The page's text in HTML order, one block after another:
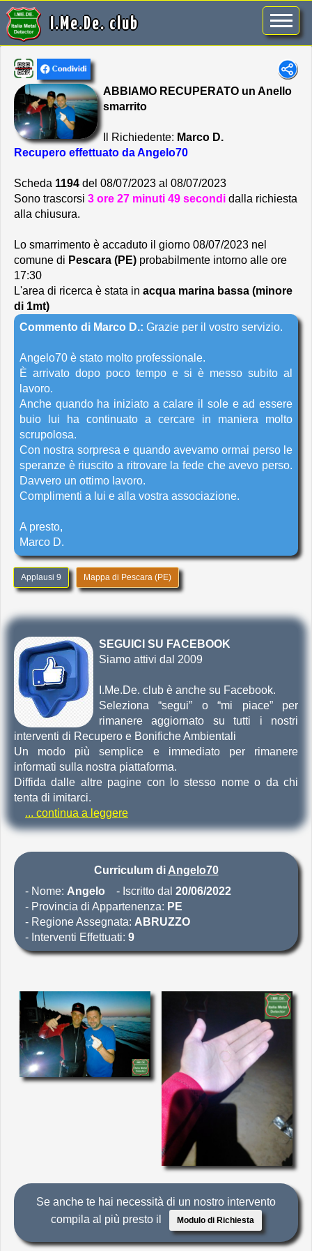
I.Me.De. club
ABBIAMO RECUPERATO un Anello
smarrito
Il Richiedente: Marco D.
Recupero effettuato da Angelo70
Scheda 1194 del 08/07/2023 al 08/07/2023
Sono trascorsi 3 ore 27 minuti 49 secondi dalla richiesta
alla chiusura.
Lo smarrimento è accaduto il giorno 08/07/2023 nel
comune di Pescara (PE) probabilmente intorno alle ore
17:30
L'area di ricerca è stata in acqua marina bassa (minore
di 1mt)
Commento di Marco D.: Grazie per il vostro servizio.
Angelo70 è stato molto professionale.
È arrivato dopo poco tempo e si è messo subito al
lavoro.
Anche quando ha iniziato a calare il sole e ad essere
buio lui ha continuato a cercare in maniera molto
scrupolosa.
Con nostra sorpresa e quando avevamo ormai perso le
speranze è riuscito a ritrovare la fede che avevo perso.
Davvero un ottimo lavoro.
Complimenti a lui e alla vostra associazione.
A presto,
Marco D.
Applausi 9 Mappa di Pescara (PE)
SEGUICI SU FACEBOOK
Siamo attivi dal 2009
I.Me.De. club è anche su Facebook.
Seleziona “segui” o “mi piace” per
rimanere aggiornato su tutti i nostri
interventi di Recupero e Bonifiche Ambientali
Un modo più semplice e immediato per rimanere
informati sulla nostra piattaforma.
Diffida dalle altre pagine con lo stesso nome o da chi
tenta di imitarci.
... continua a leggere
Curriculum di Angelo70
- Nome: Angelo - Iscritto dal 20/06/2022
- Provincia di Appartenenza: PE
- Regione Assegnata: ABRUZZO
- Interventi Effettuati: 9
Se anche te hai necessità di un nostro intervento
compila al più presto il
Modulo di Richiesta